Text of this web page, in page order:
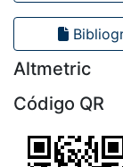
Altmetric
Código QR